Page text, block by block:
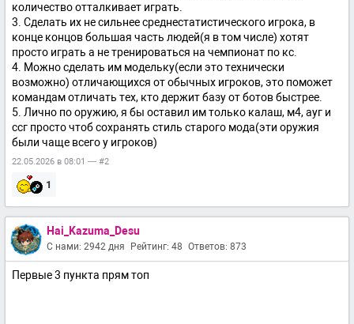
количество отталкивает играть.
3. Сделать их не сильнее среднестатистического игрока, в
конце концов большая часть людей(я в том числе) хотят
просто играть а не тренироваться на чемпионат по кс.
4. Можно сделать им модельку(если это технически
возможно) отличающихся от обычных игроков, это поможет
командам отличать тех, кто держит базу от ботов быстрее.
5. Лично по оружию, я бы оставил им только калаш, м4, ауг и
ссг просто чтоб сохранять стиль старого мода(эти оружия
были чаще всего у игроков)
22.05.2026 в 08:01 — #2
1
Hai_Kazuma_Desu
С нами: 2942 дня Рейтинг: 48 Ответов: 873
Первые 3 пункта прям топ